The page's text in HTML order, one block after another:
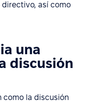
así como
una
discusión
como la discusión